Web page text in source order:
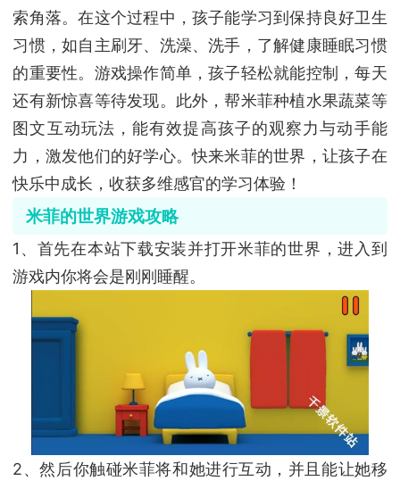
索角落。在这个过程中，孩子能学习到保持良好卫生
习惯，如自主刷牙、洗澡、洗手，了解健康睡眠习惯
的重要性。游戏操作简单，孩子轻松就能控制，每天
还有新惊喜等待发现。此外，帮米菲种植水果蔬菜等
图文互动玩法，能有效提高孩子的观察力与动手能
力，激发他们的好学心。快来米菲的世界，让孩子在
快乐中成长，收获多维感官的学习体验！
米菲的世界游戏攻略
1、首先在本站下载安装并打开米菲的世界，进入到
游戏内你将会是刚刚睡醒。
2、然后你触碰米菲将和她进行互动，并且能让她移